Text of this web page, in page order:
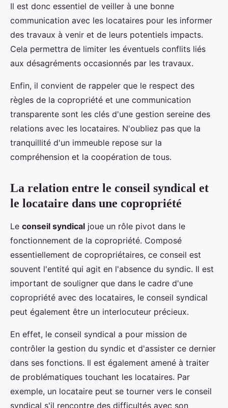
Il est donc essentiel de veiller à une bonne
communication avec les locataires pour les informer
des travaux à venir et de leurs potentiels impacts.
Cela permettra de limiter les éventuels conflits liés
aux désagréments occasionnés par les travaux.
Enfin, il convient de rappeler que le respect des
règles de la copropriété et une communication
transparente sont les clés d'une gestion sereine des
relations avec les locataires. N'oubliez pas que la
tranquillité d'un immeuble repose sur la
compréhension et la coopération de tous.
La relation entre le conseil syndical et
le locataire dans une copropriété
Le conseil syndical joue un rôle pivot dans le
fonctionnement de la copropriété. Composé
essentiellement de copropriétaires, ce conseil est
souvent l'entité qui agit en l'absence du syndic. Il est
important de souligner que dans le cadre d'une
copropriété avec des locataires, le conseil syndical
peut également être un interlocuteur précieux.
En effet, le conseil syndical a pour mission de
contrôler la gestion du syndic et d'assister ce dernier
dans ses fonctions. Il est également amené à traiter
de problématiques touchant les locataires. Par
exemple, un locataire peut se tourner vers le conseil
syndical s'il rencontre des difficultés avec son